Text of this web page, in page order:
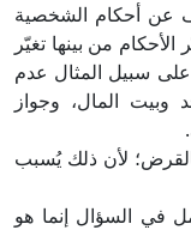
عن أحكام الشخصية
من بينها تغيّر
سبيل المثال عدم
المال، وجواز
لأن ذلك يُسبب
في السؤال إنما هو